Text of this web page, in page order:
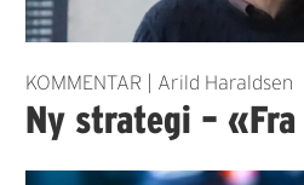
KOMMENTAR | Arild Haraldsen
Ny strategi –